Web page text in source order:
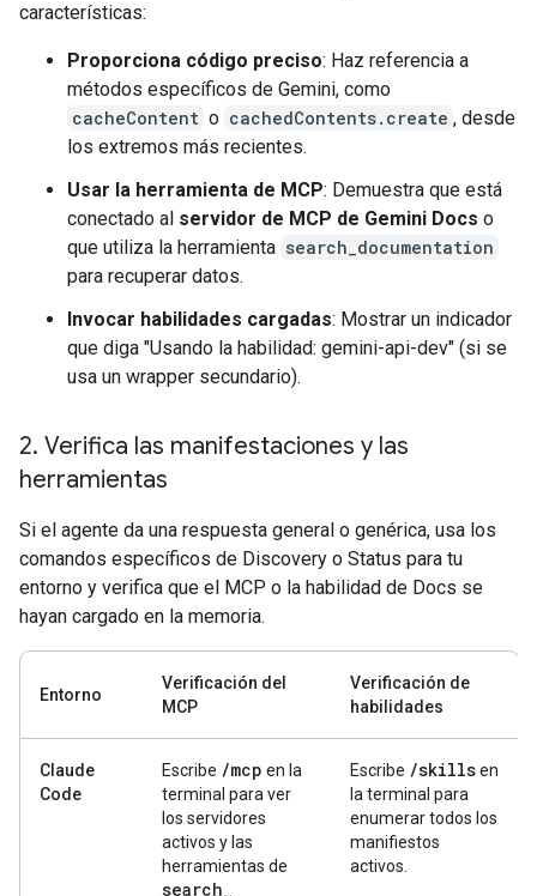
características:
Proporciona código preciso: Haz referencia a
métodos específicos de Gemini, como
cacheContent o cachedContents.create , desde
los extremos más recientes.
Usar la herramienta de MCP: Demuestra que está
conectado al servidor de MCP de Gemini Docs o
que utiliza la herramienta search_documentation
para recuperar datos.
Invocar habilidades cargadas: Mostrar un indicador
que diga "Usando la habilidad: gemini-api-dev" (si se
usa un wrapper secundario).
2. Verifica las manifestaciones y las
herramientas
Si el agente da una respuesta general o genérica, usa los
comandos específicos de Discovery o Status para tu
entorno y verifica que el MCP o la habilidad de Docs se
hayan cargado en la memoria.
Entorno
Verificación del
MCP
Verificación de
habilidades
Claude
Code
Escribe /mcp en la
terminal para ver
los servidores
activos y las
herramientas de
search_
Escribe /skillsen
la terminal para
enumerar todos los
manifiestos
activos.